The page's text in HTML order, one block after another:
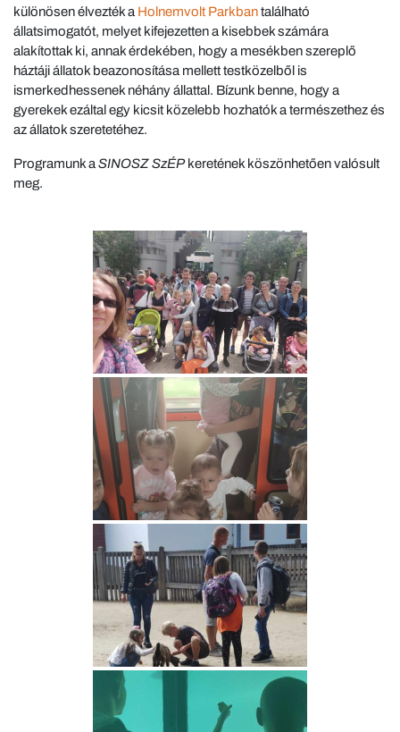
különösen élvezték a Holnemvolt Parkbantalálható
állatsimogatót, melyet kifejezetten a kisebbek számára
alakítottak ki, annak érdekében, hogy a mesékben szereplő
háztáji állatok beazonosítása mellett testközelből is
ismerkedhessenek néhány állattal. Bízunk benne, hogy a
gyerekek ezáltal egy kicsit közelebb hozhatók a természethez és
az állatok szeretetéhez.
Programunk a SINOSZ SzÉPkeretének köszönhetően valósult
meg.